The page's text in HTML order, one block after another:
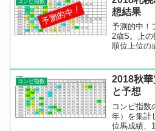
位が3頭...
コンピ指数
想結果
予測的中！
2歳S。上
順位上位の
順位3位か
位で断層が
コンピ指数
2018秋
と予想
コンピ指数
年）を集計
位馬成績、